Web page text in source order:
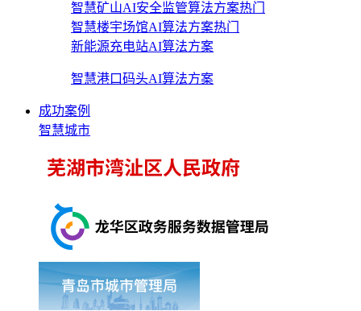
智慧矿山AI安全监管算法方案热门
智慧楼宇场馆AI算法方案热门
新能源充电站AI算法方案
智慧港口码头AI算法方案
成功案例
智慧城市